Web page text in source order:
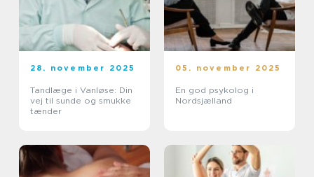
28. november 2025
Tandlæge i Vanløse: Din
vej til sunde og smukke
tænder
05. november 2025
En god psykolog i
Nordsjælland